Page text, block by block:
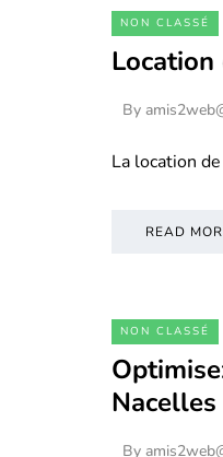
NON CLASSÉ
By
La location
READ
NON CLASSÉ
By